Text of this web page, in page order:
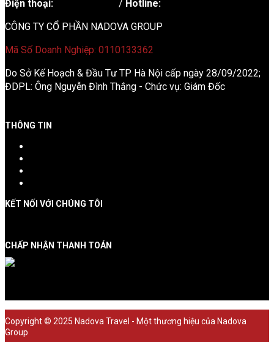
Điện thoại:
/ Hotline:
CÔNG TY CỔ PHẦN NADOVA GROUP
Mã Số Doanh Nghiệp: 0110133362
Do Sở Kế Hoạch & Đầu Tư TP Hà Nội cấp ngày 28/09/2022;
ĐDPL: Ông Nguyễn Đình Thắng - Chức vụ: Giám Đốc
THÔNG TIN
KẾT NỐI VỚI CHÚNG TÔI
CHẤP NHẬN THANH TOÁN
Copyright © 2025 Nadova Travel - Một thương hiệu của Nadova
Group